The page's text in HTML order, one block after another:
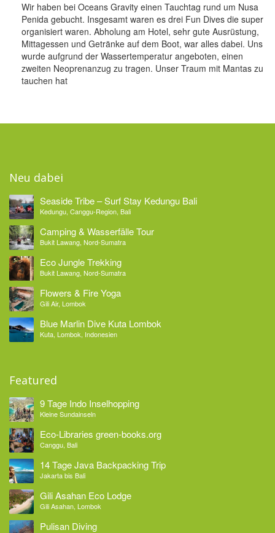
Wir haben bei Oceans Gravity einen Tauchtag rund um Nusa
Penida gebucht. Insgesamt waren es drei Fun Dives die super
organisiert waren. Abholung am Hotel, sehr gute Ausrüstung,
Mittagessen und Getränke auf dem Boot, war alles dabei. Uns
wurde aufgrund der Wassertemperatur angeboten, einen
zweiten Neoprenanzug zu tragen. Unser Traum mit Mantas zu
tauchen hat
Neu dabei
Seaside Tribe – Surf Stay Kedungu Bali
Kedungu, Canggu-Region, Bali
Camping & Wasserfälle Tour
Bukit Lawang, Nord-Sumatra
Eco Jungle Trekking
Bukit Lawang, Nord-Sumatra
Flowers & Fire Yoga
Gili Air, Lombok
Blue Marlin Dive Kuta Lombok
Kuta, Lombok, Indonesien
Featured
9 Tage Indo Inselhopping
Kleine Sundainseln
Eco-Libraries green-books.org
Canggu, Bali
14 Tage Java Backpacking Trip
Jakarta bis Bali
Gili Asahan Eco Lodge
Gili Asahan, Lombok
Pulisan Diving